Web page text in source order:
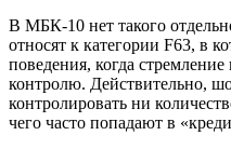
В МБК-10 нет такого
относят к категории F63, в
поведения, когда
контролю. Действительно,
контролировать ни
чего часто попадают в